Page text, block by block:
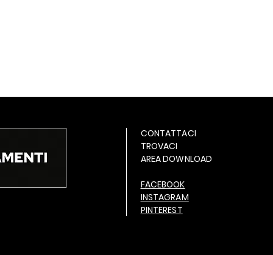
CONTATTACI
TROVACI
AREA DOWNLOAD
FACEBOOK
INSTAGRAM
PINTEREST